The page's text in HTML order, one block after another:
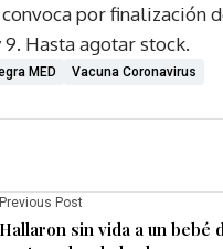
convoca por finalización
9. Hasta agotar stock.
MED Vacuna Coronavirus
Previous Post
Hallaron sin vida a un bebé